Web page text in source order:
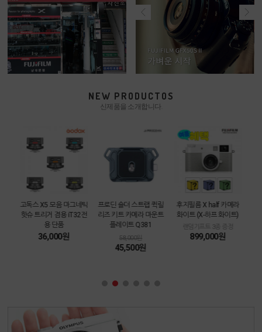
NEW PRODUCTOS
신제품을 소개합니다.
고독스 X5 모음 마그네틱
핫슈 트리거 겸용 iT32전
용 단품
36,000원
프로딘 숄더 스트랩 퀵릴
리즈 키트 카메라 마운트
플레이트 Q381
58,000원
45,500원
후지필름 X half 카메라
화이트 (X-하프 화이트)
랜덤기프트 3종 증정
899,000원